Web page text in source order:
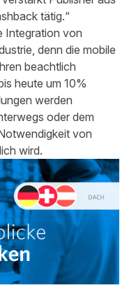
tätig.“
Integration von
denn die mobile
beachtlich
heute um 10%
werden
oder dem
von
wird.